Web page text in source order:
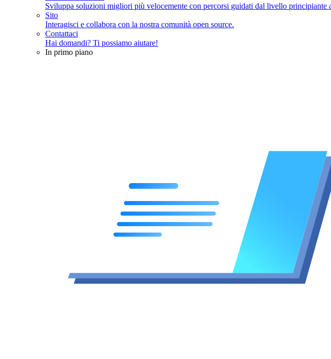
Sviluppa soluzioni migliori più velocemente con percorsi guidati dal livello principiante
Sito
Interagisci e collabora con la nostra comunità open source.
Contattaci
Hai domandi? Ti possiamo aiutare!
In primo piano